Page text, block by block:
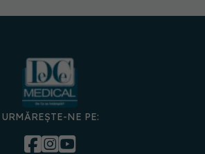
URMĂREȘTE-NE PE:
DESCARCĂ APLICAȚIA